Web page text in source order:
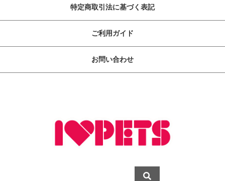
特定商取引法に基づく表記
ご利用ガイド
お問い合わせ